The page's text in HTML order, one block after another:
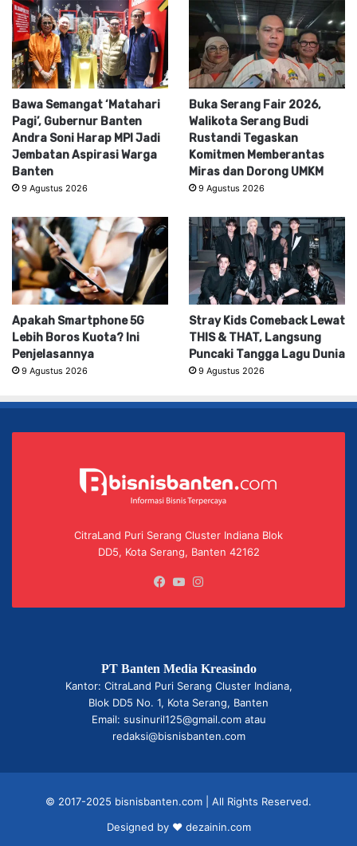
Bawa Semangat ‘Matahari
Pagi’, Gubernur Banten
Andra Soni Harap MPI Jadi
Jembatan Aspirasi Warga
Banten
9 Agustus 2026
Buka Serang Fair 2026,
Walikota Serang Budi
Rustandi Tegaskan
Komitmen Memberantas
Miras dan Dorong UMKM
9 Agustus 2026
Apakah Smartphone 5G
Lebih Boros Kuota? Ini
Penjelasannya
9 Agustus 2026
Stray Kids Comeback Lewat
THIS & THAT, Langsung
Puncaki Tangga Lagu Dunia
9 Agustus 2026
CitraLand Puri Serang Cluster Indiana Blok
DD5, Kota Serang, Banten 42162
Facebook
YouTube
PT Banten Media Kreasindo
Kantor: CitraLand Puri Serang Cluster Indiana,
Blok DD5 No. 1, Kota Serang, Banten
Email: susinuril125@gmail.com atau
redaksi@bisnisbanten.com
© 2017-2025 bisnisbanten.com | All Rights Reserved.
Designed by ❤ dezainin.com